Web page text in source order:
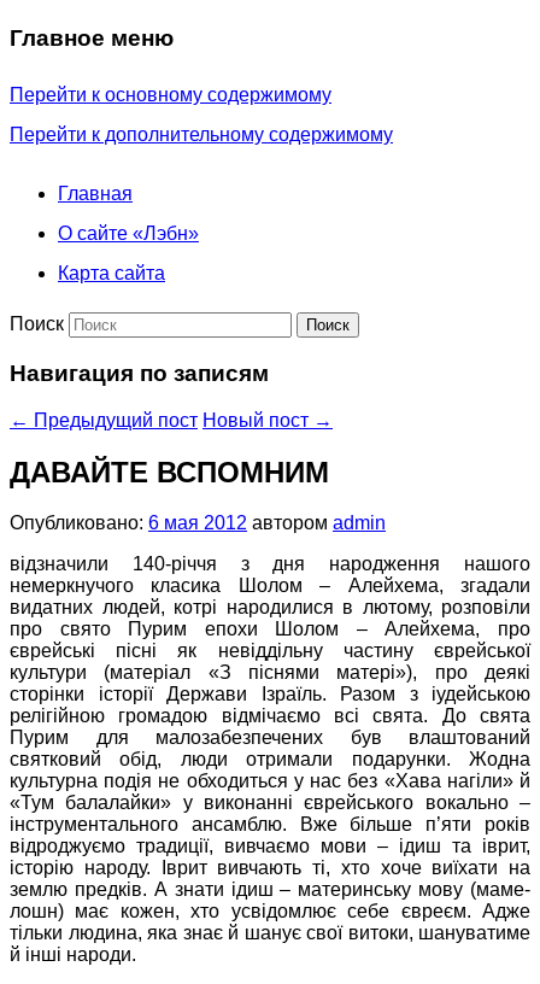
Главное меню
Перейти к основному содержимому
Перейти к дополнительному содержимому
Главная
О сайте «Лэбн»
Карта сайта
Поиск
Навигация по записям
← Предыдущий пост Новый пост →
ДАВАЙТЕ ВСПОМНИМ
Опубликовано: 6 мая 2012 автором admin
відзначили 140-річчя з дня народження нашого
немеркнучого класика Шолом – Алейхема, згадали
видатних людей, котрі народилися в лютому, розповіли
про свято Пурим епохи Шолом – Алейхема, про
єврейські пісні як невіддільну частину єврейської
культури (матеріал «З піснями матері»), про деякі
сторінки історії Держави Ізраїль. Разом з іудейською
релігійною громадою відмічаємо всі свята. До свята
Пурим для малозабезпечених був влаштований
святковий обід, люди отримали подарунки. Жодна
культурна подія не обходиться у нас без «Хава нагіли» й
«Тум балалайки» у виконанні єврейського вокально –
інструментального ансамблю. Вже більше п’яти років
відроджуємо традиції, вивчаємо мови – ідиш та іврит,
історію народу. Іврит вивчають ті, хто хоче виїхати на
землю предків. А знати ідиш – материнську мову (маме-
лошн) має кожен, хто усвідомлює себе євреєм. Адже
тільки людина, яка знає й шанує свої витоки, шануватиме
й інші народи.